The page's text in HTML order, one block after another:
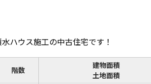
ハウス施工の中古住宅です！
階数
建物面積
土地面積